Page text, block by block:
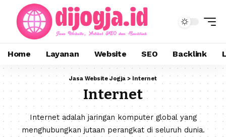
Home Layanan Website SEO Backlink
Jasa Website Jogja >Internet
Internet
Internet adalah jaringan komputer global yang
menghubungkan jutaan perangkat di seluruh dunia.